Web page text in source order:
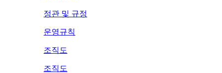
정관 및 규정
운영규칙
조직도
조직도